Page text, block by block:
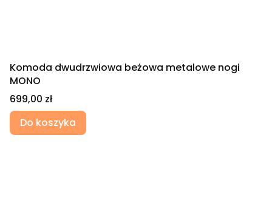
Komoda dwudrzwiowa beżowa metalowe nogi
MONO
Cena
699,00 zł
Do koszyka